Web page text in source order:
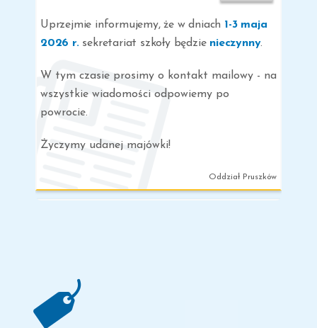
Uprzejmie informujemy, że w dniach 1-3 maja
2026 r.sekretariat szkoły będzie nieczynny.
W tym czasie prosimy o kontakt mailowy - na
wszystkie wiadomości odpowiemy po
powrocie.
Życzymy udanej majówki!
Oddział Pruszków
Drodzy słuchacze harmonogram zjazdów na nowy
semestr już jest dostępny na panelu słuchacza! Plan